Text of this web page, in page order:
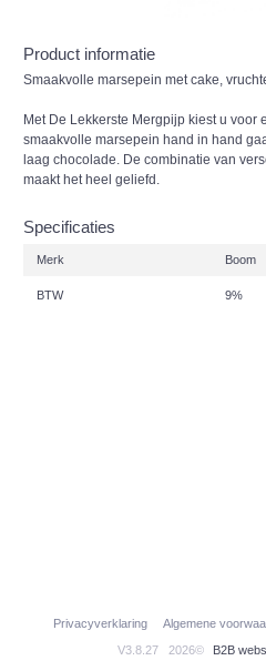
Product informatie
Smaakvolle marsepein met cake,
Met De Lekkerste Mergpijp kiest u
smaakvolle marsepein hand in hand
laag chocolade. De combinatie van
maakt het heel geliefd.
Specificaties
Merk Boom
BTW 9%
V3.8.27 2026© B2B
Privacyverklaring Algemene